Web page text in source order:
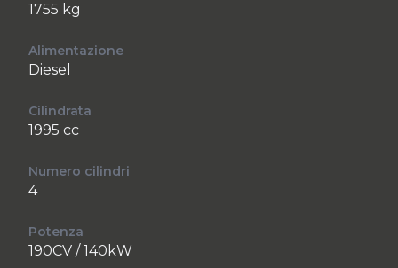
1755 kg
Alimentazione
Diesel
Cilindrata
1995 cc
Numero cilindri
4
Potenza
190CV / 140kW